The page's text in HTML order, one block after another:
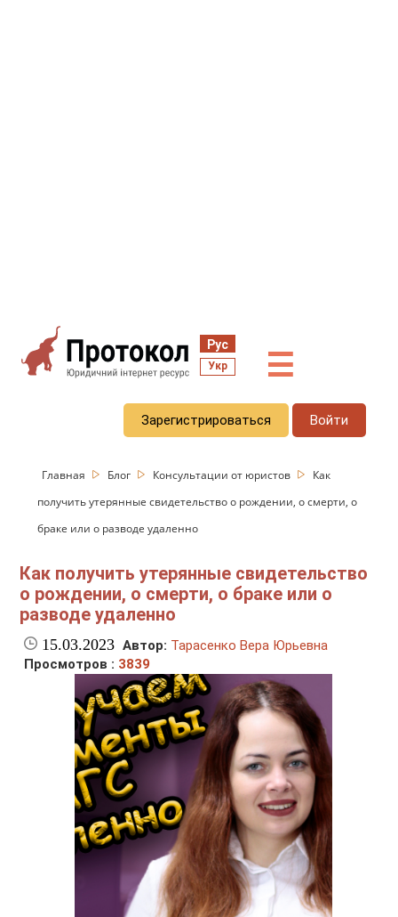
Рус
Укр ☰
Зарегистрироваться Войти
Главная Блог Консультации от юристов
Как
получить утерянные свидетельство о рождении, о смерти, о
браке или о разводе удаленно
Как получить утерянные свидетельство
о рождении, о смерти, о браке или о
разводе удаленно
15.03.2023 Автор: Тарасенко Вера Юрьевна
Просмотров : 3839